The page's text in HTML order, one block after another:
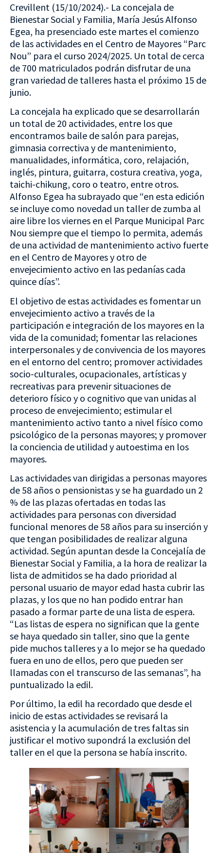
Crevillent (15/10/2024).- La concejala de
Bienestar Social y Familia, María Jesús Alfonso
Egea, ha presenciado este martes el comienzo
de las actividades en el Centro de Mayores “Parc
Nou” para el curso 2024/2025. Un total de cerca
de 700 matriculados podrán disfrutar de una
gran variedad de talleres hasta el próximo 15 de
junio.
La concejala ha explicado que se desarrollarán
un total de 20 actividades, entre los que
encontramos baile de salón para parejas,
gimnasia correctiva y de mantenimiento,
manualidades, informática, coro, relajación,
inglés, pintura, guitarra, costura creativa, yoga,
taichi-chikung, coro o teatro, entre otros.
Alfonso Egea ha subrayado que “en esta edición
se incluye como novedad un taller de zumba al
aire libre los viernes en el Parque Municipal Parc
Nou siempre que el tiempo lo permita, además
de una actividad de mantenimiento activo fuerte
en el Centro de Mayores y otro de
envejecimiento activo en las pedanías cada
quince días”.
El objetivo de estas actividades es fomentar un
envejecimiento activo a través de la
participación e integración de los mayores en la
vida de la comunidad; fomentar las relaciones
interpersonales y de convivencia de los mayores
en el entorno del centro; promover actividades
socio-culturales, ocupacionales, artísticas y
recreativas para prevenir situaciones de
deterioro físico y o cognitivo que van unidas al
proceso de envejecimiento; estimular el
mantenimiento activo tanto a nivel físico como
psicológico de la personas mayores; y promover
la conciencia de utilidad y autoestima en los
mayores.
Las actividades van dirigidas a personas mayores
de 58 años o pensionistas y se ha guardado un 2
% de las plazas ofertadas en todas las
actividades para personas con diversidad
funcional menores de 58 años para su inserción y
que tengan posibilidades de realizar alguna
actividad. Según apuntan desde la Concejalía de
Bienestar Social y Familia, a la hora de realizar la
lista de admitidos se ha dado prioridad al
personal usuario de mayor edad hasta cubrir las
plazas, y los que no han podido entrar han
pasado a formar parte de una lista de espera.
“Las listas de espera no significan que la gente
se haya quedado sin taller, sino que la gente
pide muchos talleres y a lo mejor se ha quedado
fuera en uno de ellos, pero que pueden ser
llamadas con el transcurso de las semanas”, ha
puntualizado la edil.
Por último, la edil ha recordado que desde el
inicio de estas actividades se revisará la
asistencia y la acumulación de tres faltas sin
justificar el motivo supondrá la exclusión del
taller en el que la persona se había inscrito.